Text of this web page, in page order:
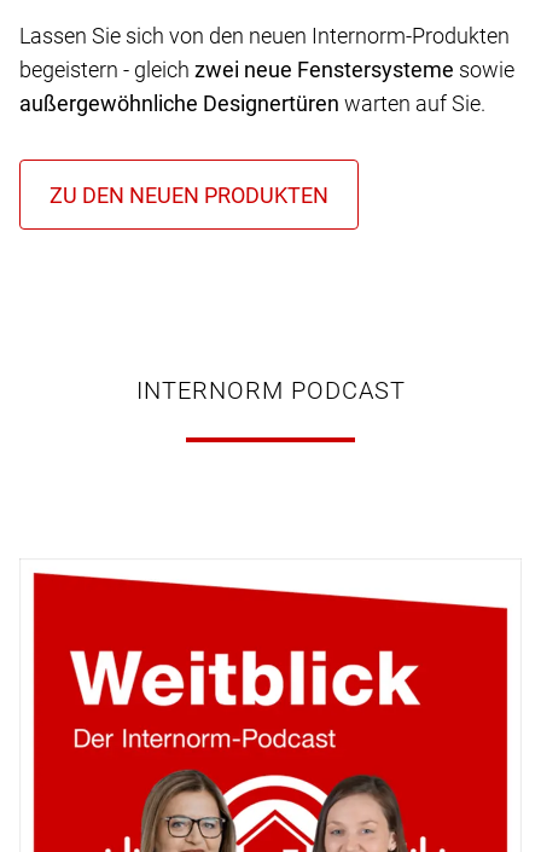
Lassen Sie sich von den neuen Internorm-Produkten
begeistern - gleich zwei neue Fenstersysteme sowie
außergewöhnliche Designertüren warten auf Sie.
INTERNORM PODCAST